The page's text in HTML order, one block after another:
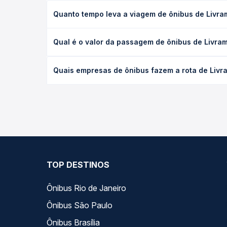
Quanto tempo leva a viagem de ônibus de
executivo ou leito) e as condições de tráfego. Na
Qual é o valor da passagem de ônibus de
poltrona e a antecedência da compra. Na Quero
Quais empresas de ônibus fazem a rota de
TOP DESTINOS
Ônibus Rio de Janeiro
Ônibus São Paulo
Ônibus Brasília